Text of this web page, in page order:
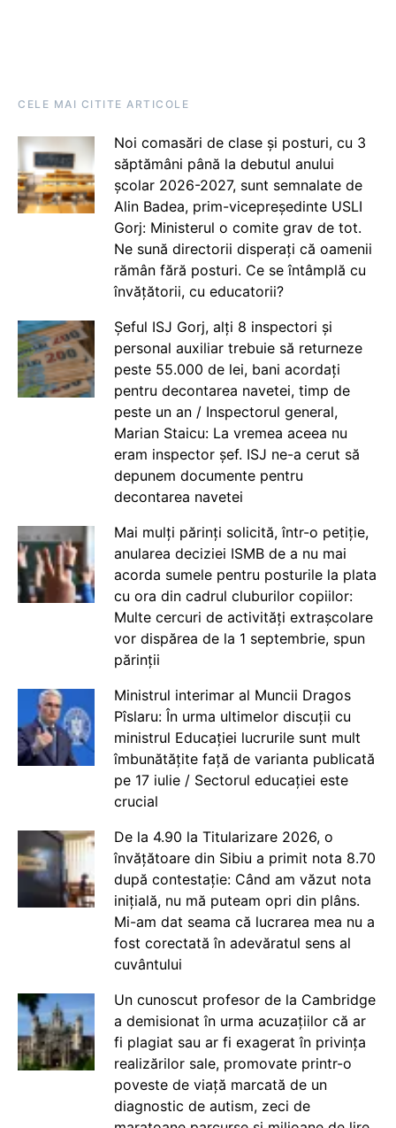
CELE MAI CITITE ARTICOLE
Noi comasări de clase și posturi, cu 3
săptămâni până la debutul anului
școlar 2026-2027, sunt semnalate de
Alin Badea, prim-vicepreședinte USLI
Gorj: Ministerul o comite grav de tot.
Ne sună directorii disperați că oamenii
rămân fără posturi. Ce se întâmplă cu
învățătorii, cu educatorii?
Șeful ISJ Gorj, alți 8 inspectori și
personal auxiliar trebuie să returneze
peste 55.000 de lei, bani acordați
pentru decontarea navetei, timp de
peste un an / Inspectorul general,
Marian Staicu: La vremea aceea nu
eram inspector șef. ISJ ne-a cerut să
depunem documente pentru
decontarea navetei
Mai mulți părinți solicită, într-o petiție,
anularea deciziei ISMB de a nu mai
acorda sumele pentru posturile la plata
cu ora din cadrul cluburilor copiilor:
Multe cercuri de activități extrașcolare
vor dispărea de la 1 septembrie, spun
părinții
Ministrul interimar al Muncii Dragos
Pîslaru: În urma ultimelor discuții cu
ministrul Educației lucrurile sunt mult
îmbunătățite față de varianta publicată
pe 17 iulie / Sectorul educației este
crucial
De la 4.90 la Titularizare 2026, o
învățătoare din Sibiu a primit nota 8.70
după contestație: Când am văzut nota
inițială, nu mă puteam opri din plâns.
Mi-am dat seama că lucrarea mea nu a
fost corectată în adevăratul sens al
cuvântului
Un cunoscut profesor de la Cambridge
a demisionat în urma acuzațiilor că ar
fi plagiat sau ar fi exagerat în privința
realizărilor sale, promovate printr-o
poveste de viață marcată de un
diagnostic de autism, zeci de